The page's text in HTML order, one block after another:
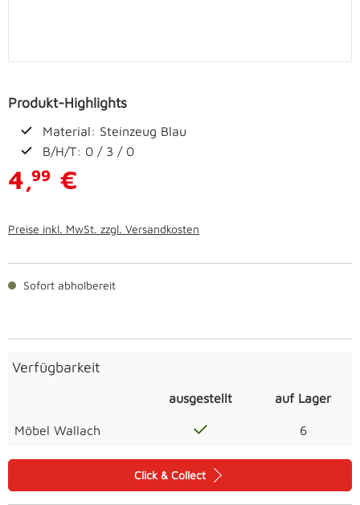
Produkt-Highlights
Material: Steinzeug Blau
B/H/T: 0 / 3 / 0
4,99 €
Preise inkl. MwSt. zzgl. Versandkosten
Sofort abholbereit
Verfügbarkeit
ausgestellt auf Lager
Möbel Wallach 6
Click & Collect